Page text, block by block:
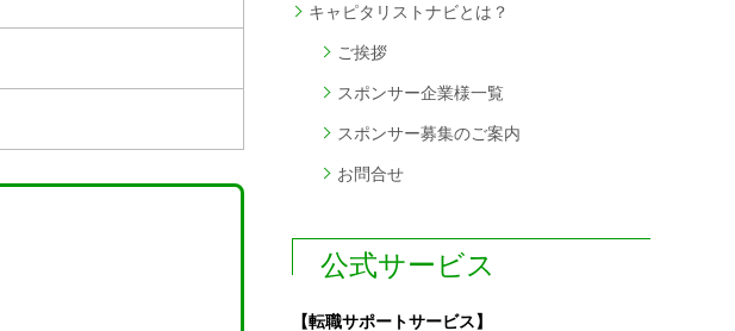
キャピタリストナビとは？
ご挨拶
スポンサー企業様一覧
スポンサー募集のご案内
お問合せ
公式サービス
【転職サポートサービス】